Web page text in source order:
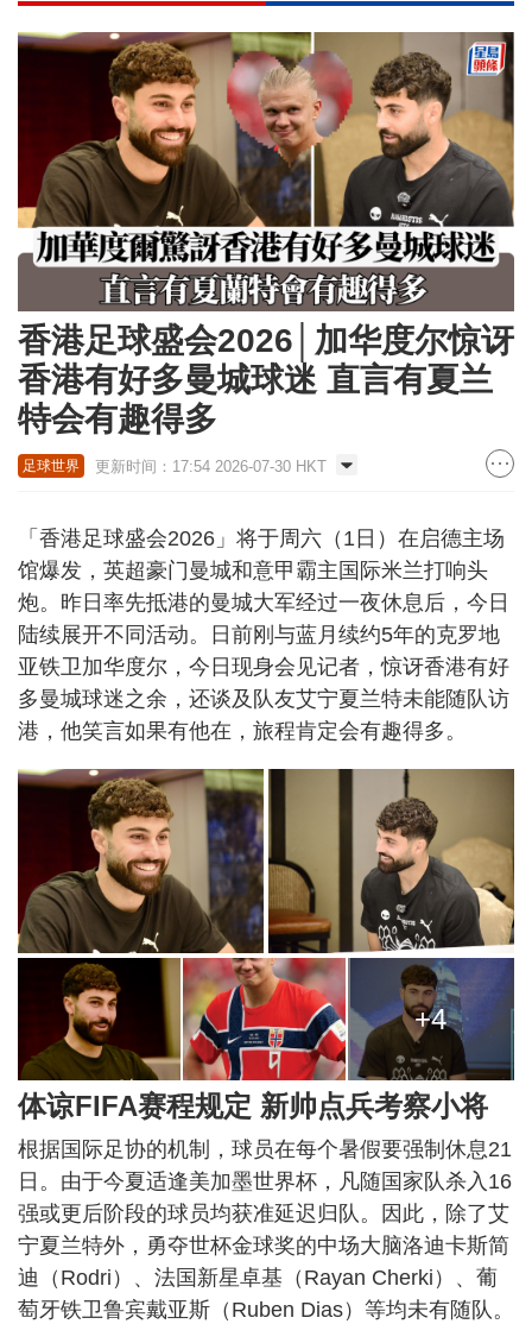
香港足球盛会2026│加华度尔惊讶
香港有好多曼城球迷 直言有夏兰
特会有趣得多
足球世界 更新时间：17:54 2026-07-30 HKT
「香港足球盛会2026」将于周六（1日）在启德主场
馆爆发，英超豪门曼城和意甲霸主国际米兰打响头
炮。昨日率先抵港的曼城大军经过一夜休息后，今日
陆续展开不同活动。日前刚与蓝月续约5年的克罗地
亚铁卫加华度尔，今日现身会见记者，惊讶香港有好
多曼城球迷之余，还谈及队友艾宁夏兰特未能随队访
港，他笑言如果有他在，旅程肯定会有趣得多。
+4
体谅FIFA赛程规定 新帅点兵考察小将
根据国际足协的机制，球员在每个暑假要强制休息21
日。由于今夏适逢美加墨世界杯，凡随国家队杀入16
强或更后阶段的球员均获准延迟归队。因此，除了艾
宁夏兰特外，勇夺世杯金球奖的中场大脑洛迪卡斯简
迪（Rodri）、法国新星卓基（Rayan Cherki）、葡
萄牙铁卫鲁宾戴亚斯（Ruben Dias）等均未有随队。